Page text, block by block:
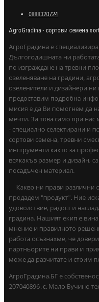
0888320724
AgroGradina - сортови семена
АгроГрадина е
Дългогодишната ни
по изграждане на тревни
озеленяване на градини,
озеленители и дизайнери
предоставим подробна
мисия е да Ви помогнем да
мечти. За това само при
- специално селектирани и
сортови семена, тревни
инструменти както за
всякакъв размер и дизайн,
посадъчен материал.
Какво ни прави различни
продадем "продукт". Ние
удоволствие, радост и
градина. Нашият екип е
мнение и правилното
работа осъзнахме, че
партньорите ни прави и
може да разчитате и стоим
АгроГрадина.БГ е
207040896 ,с. Мало Бучино